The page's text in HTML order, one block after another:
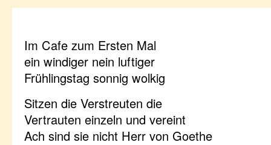
Im Cafe zum Ersten Mal
ein windiger nein luftiger
Frühlingstag sonnig wolkig
Sitzen die Verstreuten die
Vertrauten einzeln und vereint
Ach sind sie nicht Herr von Goethe